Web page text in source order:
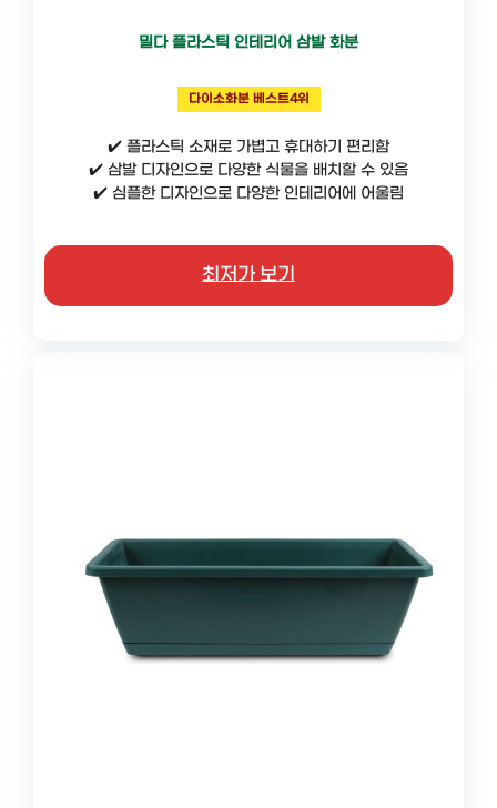
밀다 플라스틱 인테리어 삼발 화분
다이소화분 베스트4위
✔️ 플라스틱 소재로 가볍고 휴대하기 편리함
✔️ 삼발 디자인으로 다양한 식물을 배치할 수 있음
✔️ 심플한 디자인으로 다양한 인테리어에 어울림
최저가 보기